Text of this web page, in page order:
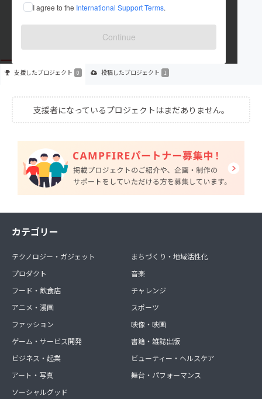
I agree to the International Support Terms.
Continue
在住国：日本 現在地：宮崎県
出身国：日本 出身地：宮崎県
支援したプロジェクト 0 投稿したプロジェクト 1
支援者になっているプロジェクトはまだありません。
カテゴリー
テクノロジー・ガジェット
プロダクト
フード・飲食店
アニメ・漫画
ファッション
ゲーム・サービス開発
ビジネス・起業
アート・写真
ソーシャルグッド
まちづくり・地域活性化
音楽
チャレンジ
スポーツ
映像・映画
書籍・雑誌出版
ビューティー・ヘルスケア
舞台・パフォーマンス